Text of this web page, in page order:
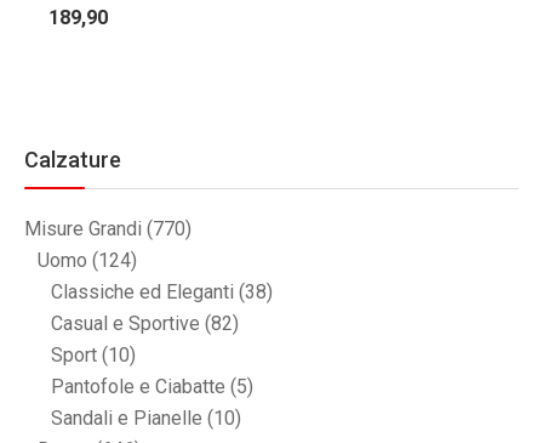
189,90
Calzature
Misure Grandi (770)
Uomo (124)
Classiche ed Eleganti (38)
Casual e Sportive (82)
Sport (10)
Pantofole e Ciabatte (5)
Sandali e Pianelle (10)